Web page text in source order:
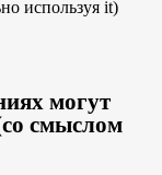
используя it)
могут
смыслом